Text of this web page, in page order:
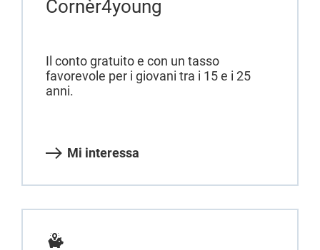
Cornèr4young
Il conto gratuito e con un tasso
favorevole per i giovani tra i 15 e i 25
anni.
Mi interessa